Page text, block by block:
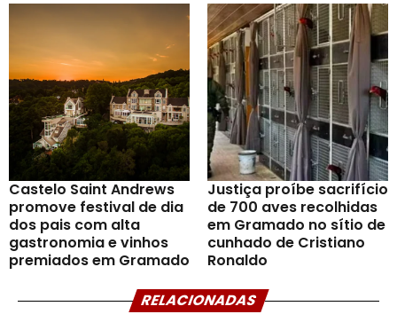
Castelo Saint Andrews
promove festival de dia
dos pais com alta
gastronomia e vinhos
premiados em Gramado
Justiça proíbe sacrifício
de 700 aves recolhidas
em Gramado no sítio de
cunhado de Cristiano
Ronaldo
RELACIONADAS